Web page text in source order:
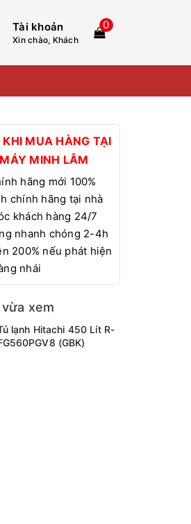
Tài khoản
Xin chào, Khách
0
MUA HÀNG TẠI
MINH LÂM
hãng mới 100%
chính hãng tại nhà
khách hàng 24/7
nhanh chóng 2-4h
200% nếu phát hiện
nhái
xem
lạnh Hitachi 450 Lít R-
(GBK)